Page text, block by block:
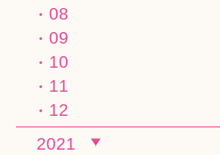
08
09
10
11
12
2021